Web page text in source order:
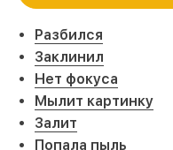
Разбился
Заклинил
Нет фокуса
Мылит картинку
Залит
Попала пыль